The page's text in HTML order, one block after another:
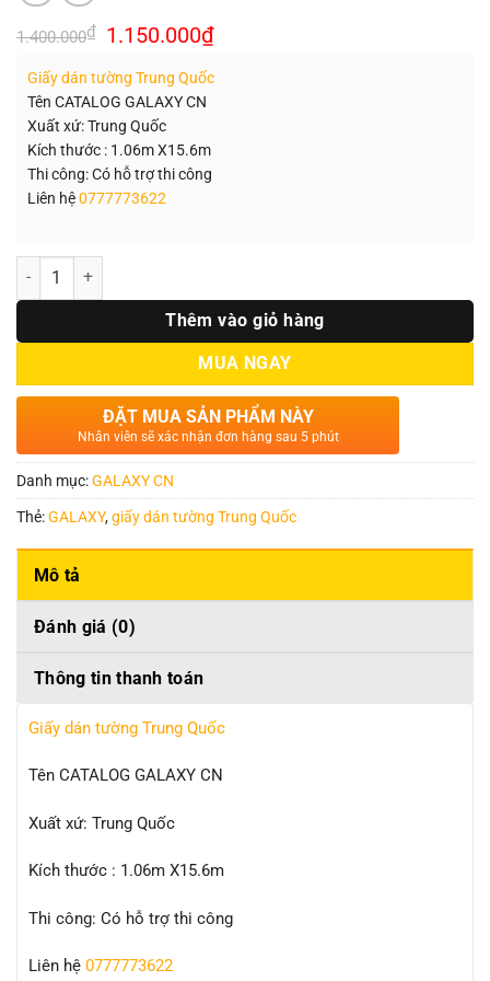
1.400.000₫ Giá
gốc
1.400.000₫.
1.150.000₫Giá
hiện
là:
Giấy dán tường Trung Quốc
Tên CATALOG GALAXY CN
Xuất xứ: Trung Quốc
Kích thước : 1.06m X15.6m
Thi công: Có hỗ trợ thi công
Liên hệ0777773622
Số lượng
Thêm vào giỏ hàng
MUA NGAY
ĐẶT MUA SẢN PHẨM NÀY
Nhân viên sẽ xác nhận đơn hàng sau 5 phút
Danh mục:GALAXY CN
Thẻ:GALAXY,giấy dán tường Trung Quốc
Mô tả
Đánh giá (0)
Thông tin thanh toán
Giấy dán tường Trung Quốc
Tên CATALOG GALAXY CN
Xuất xứ: Trung Quốc
Kích thước : 1.06m X15.6m
Thi công: Có hỗ trợ thi công
Liên hệ 0777773622